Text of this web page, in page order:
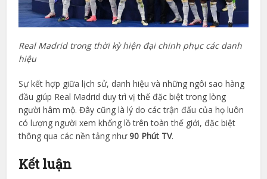
Real Madrid trong thời kỳ hiện đại chinh phục các danh
hiệu
Sự kết hợp giữa lịch sử, danh hiệu và những ngôi sao hàng
đầu giúp Real Madrid duy trì vị thế đặc biệt trong lòng
người hâm mộ. Đây cũng là lý do các trận đấu của họ luôn
có lượng người xem khổng lồ trên toàn thế giới, đặc biệt
thông qua các nền tảng như90 Phút TV.
Kết luận